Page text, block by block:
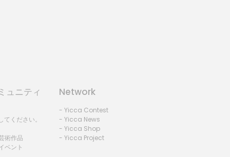
ュニティ
ください。
術作品
ベント
Network
- Yicca Contest
- Yicca News
- Yicca Shop
- Yicca Project